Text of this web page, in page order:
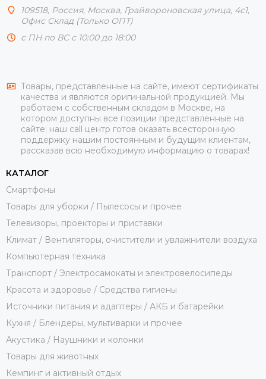
109518, Россия, Москва, Грайвороновская улица, 4с1,
Офис Склад (Только ОПТ)
с ПН по ВС с 10:00 до 18:00
Товары, представленные на сайте, имеют сертификаты
качества и являются оригинальной продукцией. Мы
работаем с собственным складом в Москве, на
котором доступны все позиции представленные на
сайте; наш call центр готов оказать всесторонную
поддержку нашим постоянным и будущим клиентам,
рассказав всю необходимую информацию о товарах!
КАТАЛОГ
Смартфоны
Товары для уборки / Пылесосы и прочее
Телевизоры, проекторы и приставки
Климат / Вентиляторы, очистители и увлажнители воздуха
Компьютерная техника
Транспорт / Электросамокаты и электровелосипеды
Красота и здоровье / Средства гигиены
Источники питания и адаптеры / АКБ и батарейки
Кухня / Блендеры, мультиварки и прочее
Акустика / Наушники и колонки
Товары для животных
Кемпинг и активный отдых